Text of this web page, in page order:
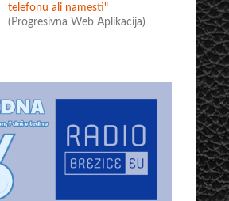
telefonu ali namesti"
(Progresivna Web Aplikacija)